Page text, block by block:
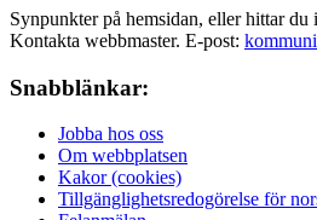
Synpunkter på hemsidan, eller hittar du
Kontakta webbmaster. E-post:
Snabblänkar:
Jobba hos oss
Om webbplatsen
Kakor (cookies)
Tillgänglighetsredogörelse för